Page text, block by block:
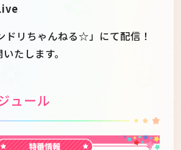
リちゃんねる☆」にて配信！
たします。
ュール